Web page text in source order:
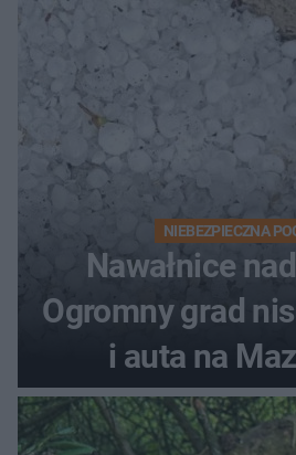
NIEBEZPIECZNA
Nawałnice
Ogromny grad
i auta na